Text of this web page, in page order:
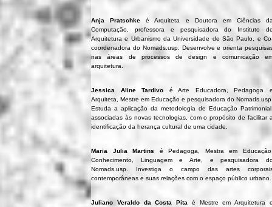
Anja Pratschke é Arquiteta e Doutora em Ciências
Computação, professora e pesquisadora do Instituto
Arquitetura e Urbanismo da Universidade de São Paulo, e
coordenadora do Nomads.usp. Desenvolve e orienta
nas áreas de processos de design e comunicação
arquitetura.
Jessica Aline Tardivo é Arte Educadora, Pedagoga
Arquiteta, Mestre em Educação e pesquisadora do
Estuda a aplicação da metodologia de Educação
associadas às novas tecnologias, com o propósito de facilitar
identificação da herança cultural de uma cidade.
Maria Julia Martins
é Pedagoga, Mestra em
Conhecimento, Linguagem e Arte, e pesquisadora
Nomads.usp. Investiga o campo das artes
contemporâneas e suas relações com o espaço público urbano.
Juliano Veraldo da Costa Pita
é Mestre em Arquitetura